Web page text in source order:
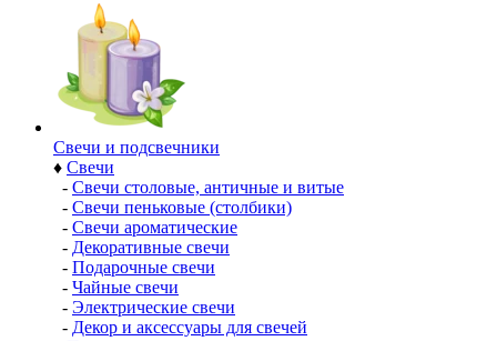
Свечи и подсвечники
♦ Свечи
- Свечи столовые, античные и витые
- Свечи пеньковые (столбики)
- Свечи ароматические
- Декоративные свечи
- Подарочные свечи
- Чайные свечи
- Электрические свечи
- Декор и аксессуары для свечей